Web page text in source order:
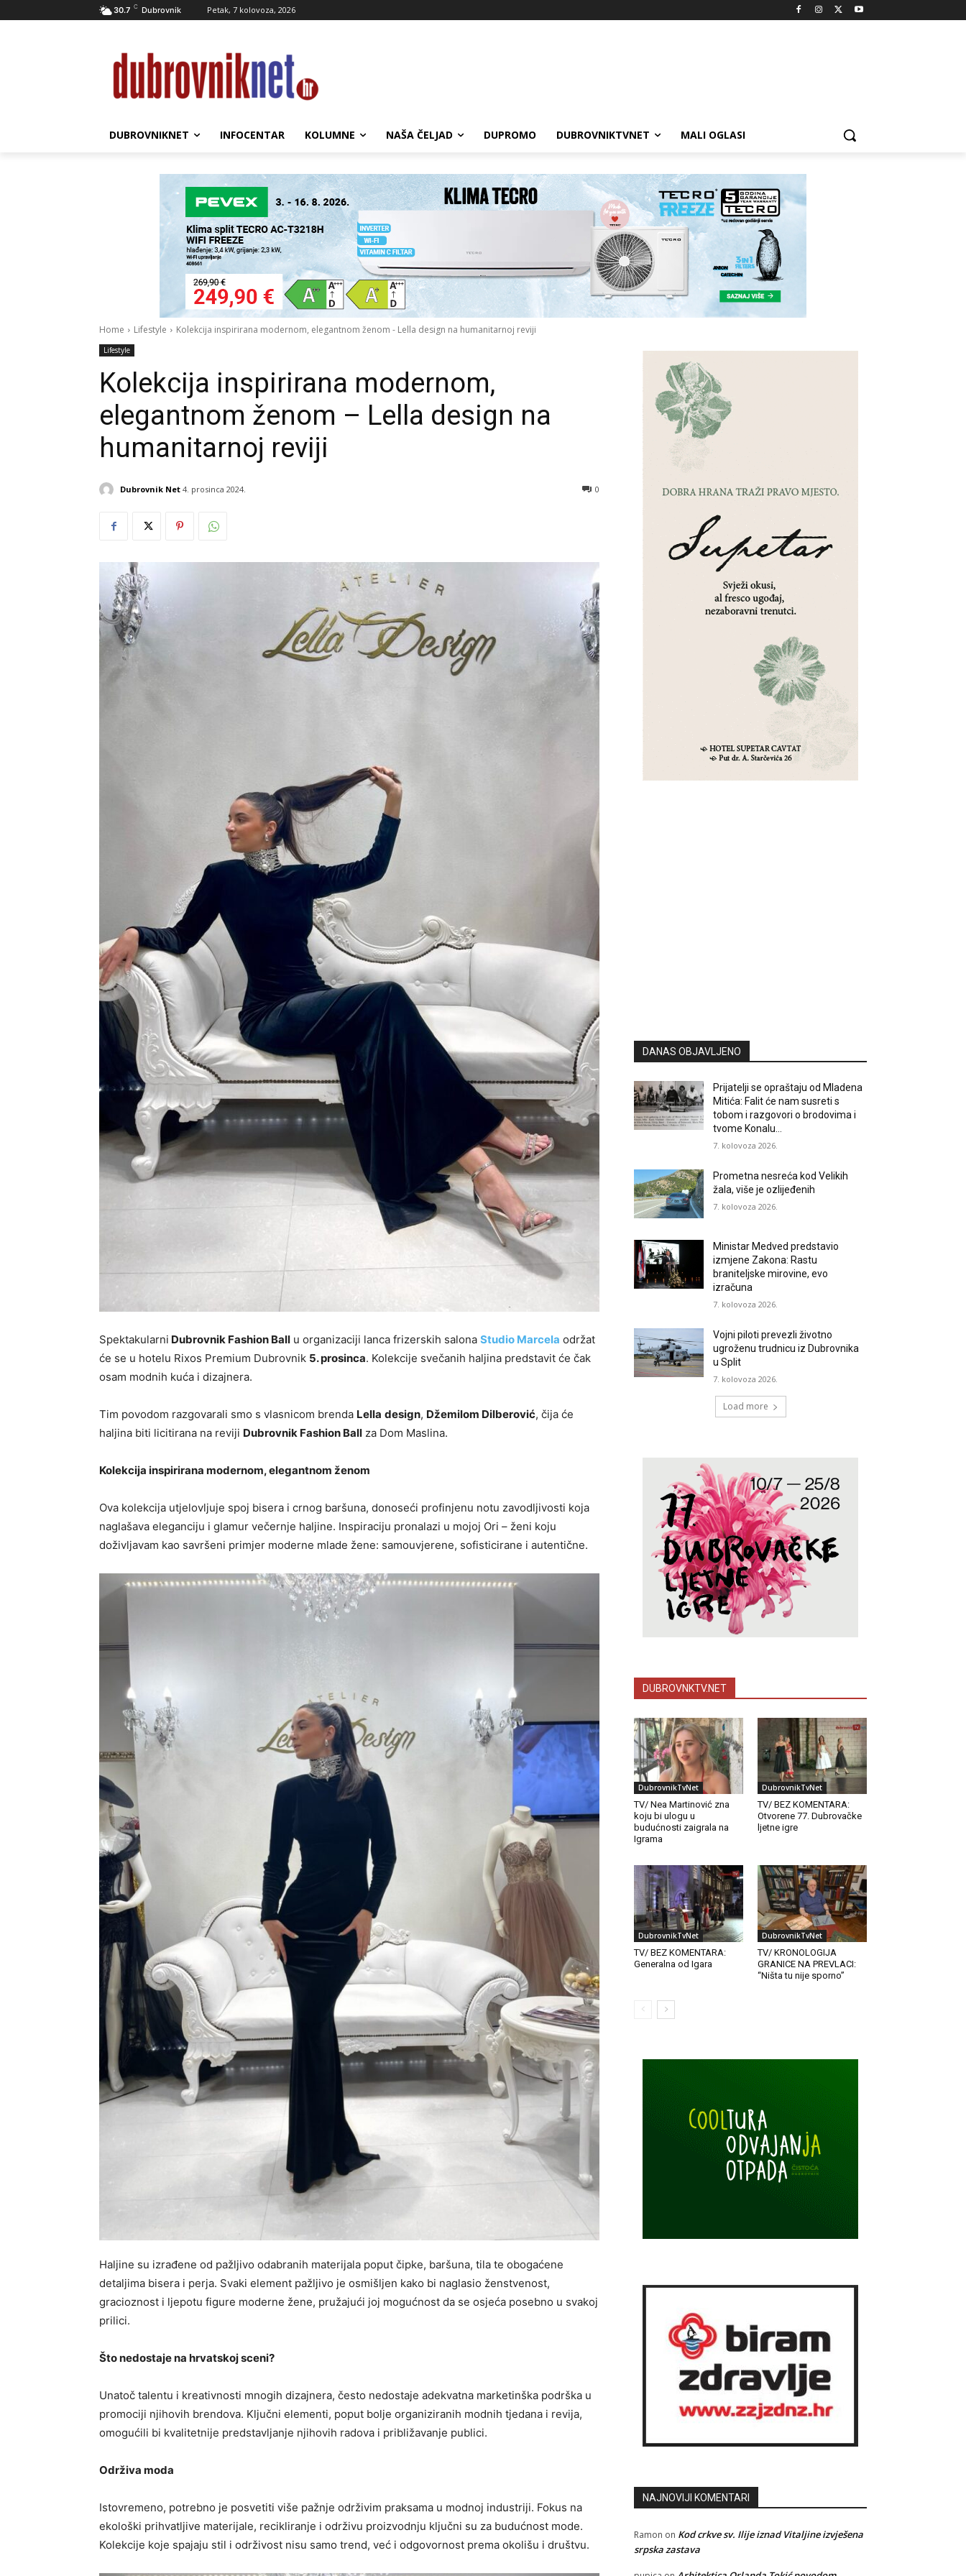
30.7 C Dubrovnik Petak, 7 kolovoza, 2026
DUBROVNIKNET INFOCENTAR KOLUMNE NAŠA ČELJAD DUPROMO DUBROVNIKTVNET MALI OGLASI
Home Lifestyle Kolekcija inspirirana modernom, elegantnom ženom - Lella design na humanitarnoj reviji
Lifestyle
Kolekcija inspirirana modernom,
elegantnom ženom – Lella design na
humanitarnoj reviji
Dubrovnik Net 4. prosinca 2024. 0
Spektakularni Dubrovnik Fashion Ball u organizaciji lanca frizerskih salona Studio Marcela održat
će se u hotelu Rixos Premium Dubrovnik 5. prosinca. Kolekcije svečanih haljina predstavit će čak
osam modnih kuća i dizajnera.
Tim povodom razgovarali smo s vlasnicom brenda Lella design, Džemilom Dilberović, čija će
haljina biti licitirana na reviji Dubrovnik Fashion Ball za Dom Maslina.
Kolekcija inspirirana modernom, elegantnom ženom
Ova kolekcija utjelovljuje spoj bisera i crnog baršuna, donoseći profinjenu notu zavodljivosti koja
naglašava eleganciju i glamur večernje haljine. Inspiraciju pronalazi u mojoj Ori – ženi koju
doživljavam kao savršeni primjer moderne mlade žene: samouvjerene, sofisticirane i autentične.
Haljine su izrađene od pažljivo odabranih materijala poput čipke, baršuna, tila te obogaćene
detaljima bisera i perja. Svaki element pažljivo je osmišljen kako bi naglasio ženstvenost,
gracioznost i ljepotu figure moderne žene, pružajući joj mogućnost da se osjeća posebno u svakoj
prilici.
Što nedostaje na hrvatskoj sceni?
Unatoč talentu i kreativnosti mnogih dizajnera, često nedostaje adekvatna marketinška podrška u
promociji njihovih brendova. Ključni elementi, poput bolje organiziranih modnih tjedana i revija,
omogućili bi kvalitetnije predstavljanje njihovih radova i približavanje publici.
Održiva moda
Istovremeno, potrebno je posvetiti više pažnje održivim praksama u modnoj industriji. Fokus na
ekološki prihvatljive materijale, recikliranje i održivu proizvodnju ključni su za budućnost mode.
Kolekcije koje spajaju stil i održivost nisu samo trend, već i odgovornost prema okolišu i društvu.
DANAS OBJAVLJENO
Prijatelji se opraštaju od Mladena
Mitića: Falit će nam susreti s
tobom i razgovori o brodovima i
tvome Konalu…
7. kolovoza 2026.
Prometna nesreća kod Velikih
žala, više je ozlijeđenih
7. kolovoza 2026.
Ministar Medved predstavio
izmjene Zakona: Rastu
braniteljske mirovine, evo
izračuna
7. kolovoza 2026.
Vojni piloti prevezli životno
ugroženu trudnicu iz Dubrovnika
u Split
7. kolovoza 2026.
Load more
DUBROVNKTV.NET
DubrovnikTvNet
TV/ Nea Martinović zna
koju bi ulogu u
budućnosti zaigrala na
Igrama
DubrovnikTvNet
TV/ BEZ KOMENTARA:
Otvorene 77. Dubrovačke
ljetne igre
DubrovnikTvNet
TV/ BEZ KOMENTARA:
Generalna od Igara
DubrovnikTvNet
TV/ KRONOLOGIJA
GRANICE NA PREVLACI:
“Ništa tu nije sporno”
NAJNOVIJI KOMENTARI
Ramon on Kod crkve sv. Ilije iznad Vitaljine izvješena
srpska zastava